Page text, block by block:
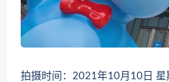
拍摄时间：2021年10月10日 星